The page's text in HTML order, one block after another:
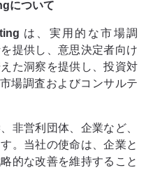
について
は、実用的な市場調
提供し、意思決定者向け
た洞察を提供し、投資対
場調査およびコンサルテ
非営利団体、企業など、
。当社の使命は、企業と
的な改善を維持すること